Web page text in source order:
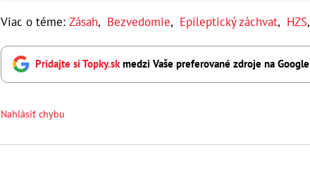
Viac o téme: Zásah, Bezvedomie, Epileptický záchvat, HZS,
Pridajte si Topky.skmedzi Vaše preferované zdroje na Google
Nahlásiť chybu